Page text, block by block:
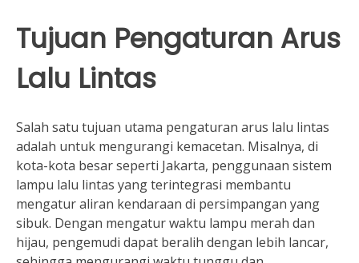
Tujuan Pengaturan Arus
Lalu Lintas
Salah satu tujuan utama pengaturan arus lalu lintas
adalah untuk mengurangi kemacetan. Misalnya, di
kota-kota besar seperti Jakarta, penggunaan sistem
lampu lalu lintas yang terintegrasi membantu
mengatur aliran kendaraan di persimpangan yang
sibuk. Dengan mengatur waktu lampu merah dan
hijau, pengemudi dapat beralih dengan lebih lancar,